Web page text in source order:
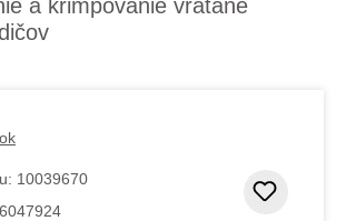
a krimpovanie vrátane
10039670